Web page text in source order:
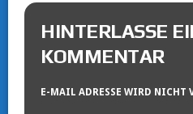
HINTERLASSE
KOMMENTAR
E-MAIL ADRESSE WIRD NICHT